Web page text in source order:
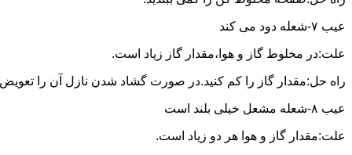
عیب ۷-شعله دود می کند
علت:در مخلوط گاز و هوا،مقدار گاز زیاد است.
راه حل:مقدار گاز را کم کنید.در صورت گشاد شدن نازل آن را تعویض
عیب ۸-شعله مشعل خیلی بلند است
علت:مقدار گاز و هوا هر دو زیاد است.